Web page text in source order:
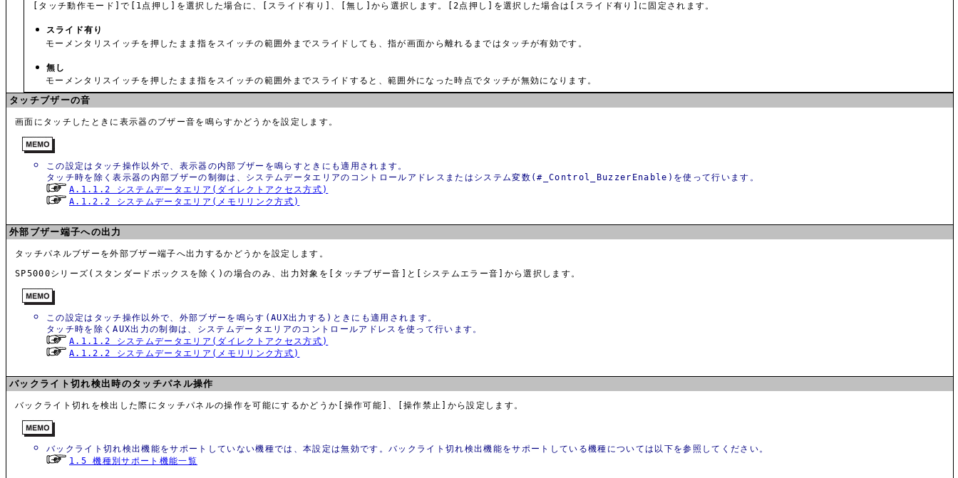
[タッチ動作モード]で[1点押し]を選択した場合に、[スライド有り]、[無し]から選択します。[2点押し]を選択した場合は[スライド有り]に固定されます。
スライド有り
モーメンタリスイッチを押したまま指をスイッチの範囲外までスライドしても、指が画面から離れるまではタッチが有効です。
無し
モーメンタリスイッチを押したまま指をスイッチの範囲外までスライドすると、範囲外になった時点でタッチが無効になります。
タッチブザーの音
画面にタッチしたときに表示器のブザー音を鳴らすかどうかを設定します。
この設定はタッチ操作以外で、表示器の内部ブザーを鳴らすときにも適用されます。
タッチ時を除く表示器の内部ブザーの制御は、システムデータエリアのコントロールアドレスまたはシステム変数(#_Control_BuzzerEnable)を使って行います。
A.1.1.2 システムデータエリア(ダイレクトアクセス方式)
A.1.2.2 システムデータエリア(メモリリンク方式)
外部ブザー端子への出力
タッチパネルブザーを外部ブザー端子へ出力するかどうかを設定します。
SP5000シリーズ(スタンダードボックスを除く)の場合のみ、出力対象を[ タッチブザー音 ]と[ システムエラー音 ]から選択します。
この設定はタッチ操作以外で、外部ブザーを鳴らす(AUX出力する)ときにも適用されます。
タッチ時を除くAUX出力の制御は、システムデータエリアのコントロールアドレスを使って行います。
A.1.1.2 システムデータエリア(ダイレクトアクセス方式)
A.1.2.2 システムデータエリア(メモリリンク方式)
バックライト切れ検出時のタッチパネル操作
バックライト切れを検出した際にタッチパネルの操作を可能にするかどうか[操作可能]、[操作禁止]から設定します。
バックライト切れ検出機能をサポートしていない機種では、本設定は無効です。バックライト切れ検出機能をサポートしている機種については以下を参照してください。
1.5 機種別サポート機能一覧